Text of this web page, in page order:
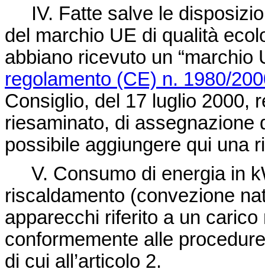
IV. Fatte salve le
del marchio UE di qualità
abbiano ricevuto un “marchio
regolamento (CE) n. 1980/
Consiglio, del 17 luglio 2000,
riesaminato, di assegnazione
possibile aggiungere qui una
V. Consumo di energia in
riscaldamento (convezione
apparecchi riferito a un
conformemente alle
di cui all’articolo 2.